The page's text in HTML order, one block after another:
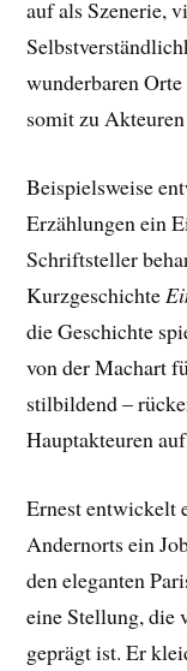
auf als Szenerie,
wunderbaren
somit zu
Beispielsweise
Erzählungen ein
Schriftsteller
Kurzgeschichte
die Geschichte
von der Machart
stilbildend –
Hauptakteuren
Ernest entwickelt
Andernorts ein
den eleganten
eine Stellung,
geprägt ist. Er